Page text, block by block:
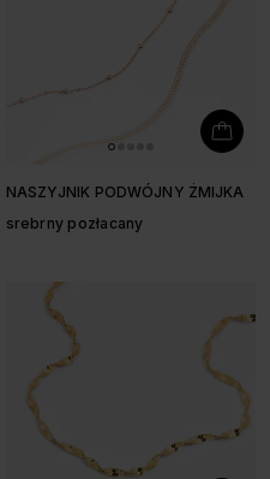
NASZYJNIK PODWÓJNY ŻMIJKA
srebrny pozłacany